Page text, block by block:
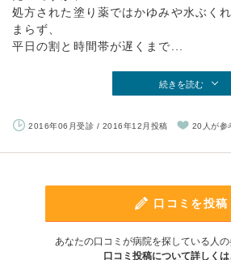
処方された塗り薬ではかゆみや水ぶく
まらず、
平日の割と時間帯が遅くまで...
続きを読む
2016年06月受診 / 2016年12月投稿 20人が参
口コミを投稿
あなたの口コミが病院を探している人の
口コミ投稿について詳しく